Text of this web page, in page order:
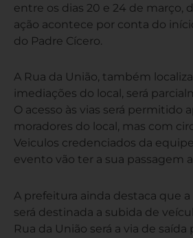
entre os dias 20 e 24 de março,
ação acontece por conta do
do Padre Cícero.
A Rua da União, também
imediações do local, será
O acesso às vias será permitido
moradores do local, mas com
Veiculos credenciados da
evento vão ter a sua passagem
A prefeitura ainda destaca que a
será destinada a subida de
Rua da União será a via de saída